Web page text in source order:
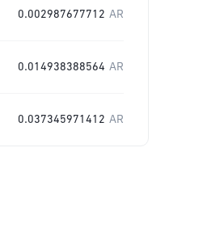
0.002987677712 AR
0.014938388564 AR
0.037345971412 AR